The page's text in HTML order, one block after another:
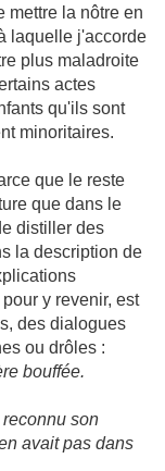
mettre la nôtre en
laquelle j'accorde
plus maladroite
actes
qu'ils sont
minoritaires.
que le reste
que dans le
distiller des
la description de
y revenir, est
des dialogues
ou drôles :
bouffée.
son
avait pas dans